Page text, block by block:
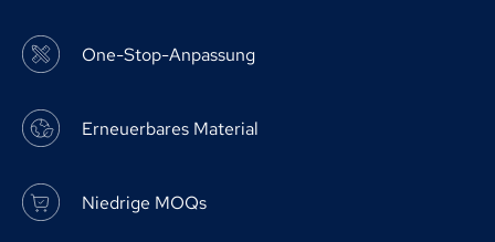
One-Stop-Anpassung
Erneuerbares Material
Niedrige MOQs